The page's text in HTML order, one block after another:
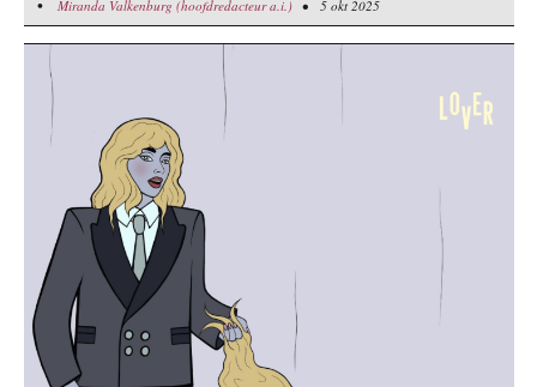
Miranda Valkenburg (hoofdredacteur a.i.)• 5 okt 2025
•Miranda Valkenburg (hoofdredacteur a.i.) • 5 okt 2025